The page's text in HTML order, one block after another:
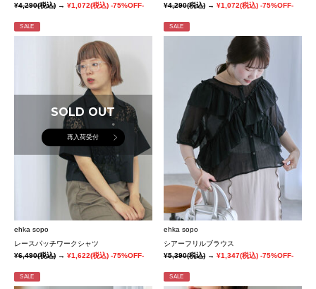
¥4,290(税込) → ¥1,072(税込) -75%OFF-
¥4,290(税込)→¥1,072(税込) -75%OFF-
SALE
SOLD OUT
再入荷受付
ehka sopo
レースパッチワークシャツ
¥6,490(税込) → ¥1,622(税込) -75%OFF-
SALE
ehka sopo
シアーフリルブラウス
¥5,390(税込)→¥1,347(税込) -75%OFF-
SALE SALE